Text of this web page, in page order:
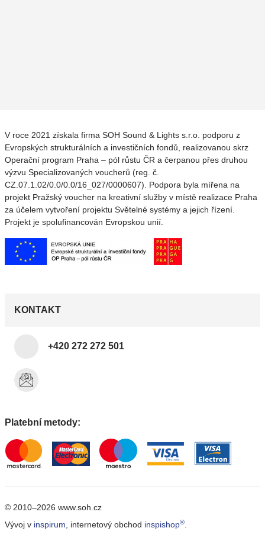
V roce 2021 získala firma SOH Sound & Lights s.r.o. podporu z
Evropských strukturálních a investičních fondů, realizovanou skrz
Operační program Praha – pól růstu ČR a čerpanou přes druhou
výzvu Specializovaných voucherů (reg. č.
CZ.07.1.02/0.0/0.0/16_027/0000607). Podpora byla mířena na
projekt Pražský voucher na kreativní služby v místě realizace Praha
za účelem vytvoření projektu Světelné systémy a jejich řízení.
Projekt je spolufinancován Evropskou unií.
KONTAKT
+420 272 272 501
Platební metody:
© 2010–2026 www.soh.cz
Vývoj v inspirum , internetový obchod inspishop®